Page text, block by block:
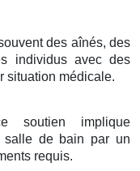
des aînés, des
individus avec des
situation médicale.
soutien implique
salle de bain par un
requis.